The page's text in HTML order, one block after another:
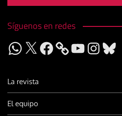
Síguenos en redes
WhatsApp
X Facebook YouTubeInstagram
Bluesky
La revista
El equipo